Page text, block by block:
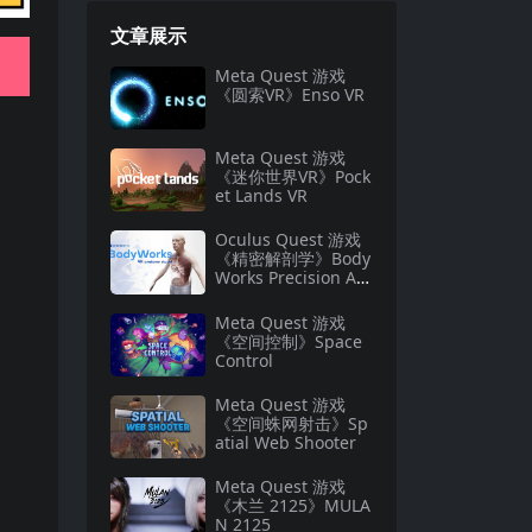
文章展示
Meta Quest 游戏
《圆索VR》Enso VR
Meta Quest 游戏
《迷你世界VR》Pock
et Lands VR
Oculus Quest 游戏
《精密解剖学》Body
Works Precision An
Meta Quest 游戏
《空间控制》Space
Control
Meta Quest 游戏
《空间蛛网射击》Sp
atial Web Shooter
Meta Quest 游戏
《木兰 2125》MULA
N 2125